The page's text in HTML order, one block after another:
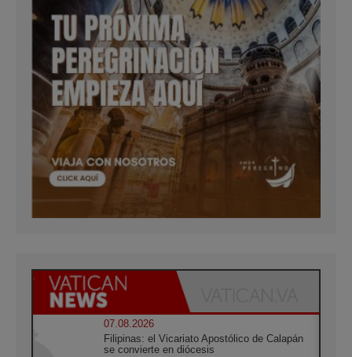
07.08.2026
Filipinas: el Vicariato Apostólico de Calapán
se convierte en diócesis